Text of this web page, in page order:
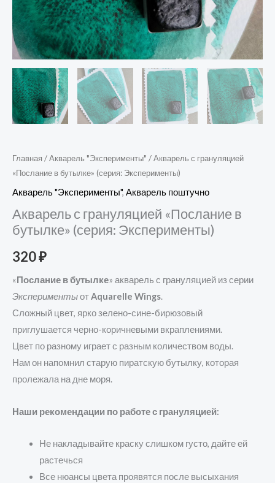
Главная /Акварель "Эксперименты" / Акварель с грануляцией
«Послание в бутылке» (серия: Эксперименты)
Акварель "Эксперименты", Акварель поштучно
Акварель с грануляцией «Послание в
бутылке» (серия: Эксперименты)
320₽
«Послание в бутылке» акварель с грануляцией из серии
ЭкспериментыотAquarelle Wings.
Сложный цвет, ярко зелено-сине-бирюзовый
приглушается черно-коричневыми вкраплениями.
Цвет по разному играет с разным количеством воды.
Нам он напомнил старую пиратскую бутылку, которая
пролежала на дне моря.
Наши рекомендации по работе с грануляцией:
Не накладывайте краску слишком густо, дайте ей
растечься
Все нюансы цвета проявятся после высыхания